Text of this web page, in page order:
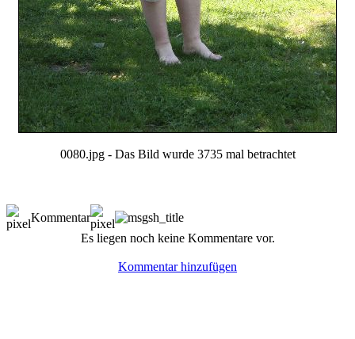
0080.jpg - Das Bild wurde 3735 mal betrachtet
Kommentar
Es liegen noch keine Kommentare vor.
Kommentar hinzufügen